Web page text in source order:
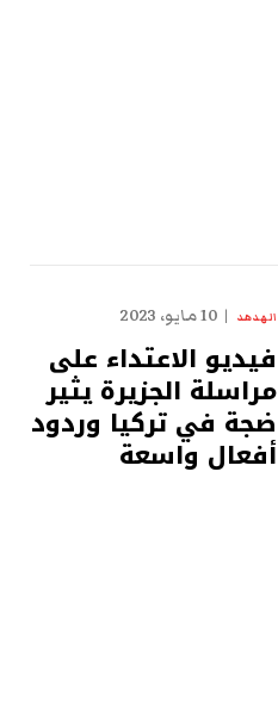
الهدهد 10 مايو، 2023
فيديو الاعتداء على
مراسلة الجزيرة يثير
ضجة في تركيا وردود
أفعال واسعة